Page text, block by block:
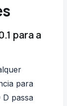
para a
para
passa